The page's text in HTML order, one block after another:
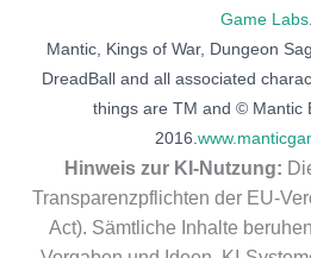
Game Labs
Mantic, Kings of War, Dungeon
DreadBall and all associated
things are TM and © Mantic
2016.
Hinweis zur KI-Nutzung:
Transparenzpflichten der EU-
Act). Sämtliche Inhalte